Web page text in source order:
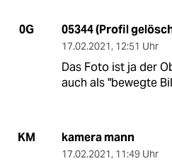
0G 05344 (Profil
17.02.2021, 12:51 Uhr
Das Foto ist ja der
auch als "bewegte
KM kamera mann
17.02.2021, 11:49 Uhr